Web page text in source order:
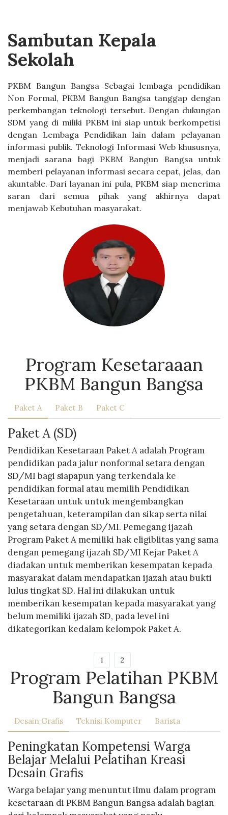
Sambutan Kepala
Sekolah
PKBM Bangun Bangsa Sebagai lembaga pendidikan
Non Formal, PKBM Bangun Bangsa tanggap dengan
perkembangan teknologi tersebut. Dengan dukungan
SDM yang di miliki PKBM ini siap untuk berkompetisi
dengan Lembaga Pendidikan lain dalam pelayanan
informasi publik. Teknologi Informasi Web khususnya,
menjadi sarana bagi PKBM Bangun Bangsa untuk
memberi pelayanan informasi secara cepat, jelas, dan
akuntable. Dari layanan ini pula, PKBM siap menerima
saran dari semua pihak yang akhirnya dapat
menjawab Kebutuhan masyarakat.
Program Kesetaraaan
PKBM Bangun Bangsa
Paket A Paket B Paket C
Paket A (SD)
Pendidikan Kesetaraan Paket A adalah Program
pendidikan pada jalur nonformal setara dengan
SD/MI bagi siapapun yang terkendala ke
pendidikan formal atau memilih Pendidikan
Kesetaraan untuk untuk mengembangkan
pengetahuan, keterampilan dan sikap serta nilai
yang setara dengan SD/MI. Pemegang ijazah
Program Paket A memiliki hak eligiblitas yang sama
dengan pemegang ijazah SD/MI Kejar Paket A
diadakan untuk memberikan kesempatan kepada
masyarakat dalam mendapatkan ijazah atau bukti
lulus tingkat SD. Hal ini dilakukan untuk
memberikan kesempatan kepada masyarakat yang
belum memiliki ijazah SD, pada level ini
dikategorikan kedalam kelompok Paket A.
1 2
Program Pelatihan PKBM
Bangun Bangsa
Desain Grafis Teknisi Komputer Barista
Peningkatan Kompetensi Warga
Belajar Melalui Pelatihan Kreasi
Desain Grafis
Warga belajar yang menuntut ilmu dalam program
kesetaraan di PKBM Bangun Bangsa adalah bagian